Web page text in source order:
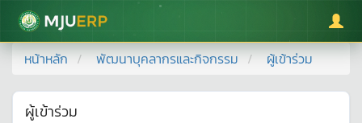
มหาวิทยาลัยแม่โจ้
หน้าหลัก พัฒนาบุคลากรและกิจกรรม ผู้เข้าร่วม
ผู้เข้าร่วม